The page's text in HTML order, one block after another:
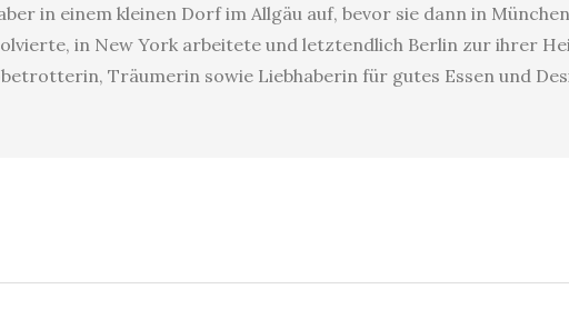
in einem kleinen Dorf im Allgäu auf, bevor sie dann in
in New York arbeitete und letztendlich Berlin zur ihrer
Träumerin sowie Liebhaberin für gutes Essen und